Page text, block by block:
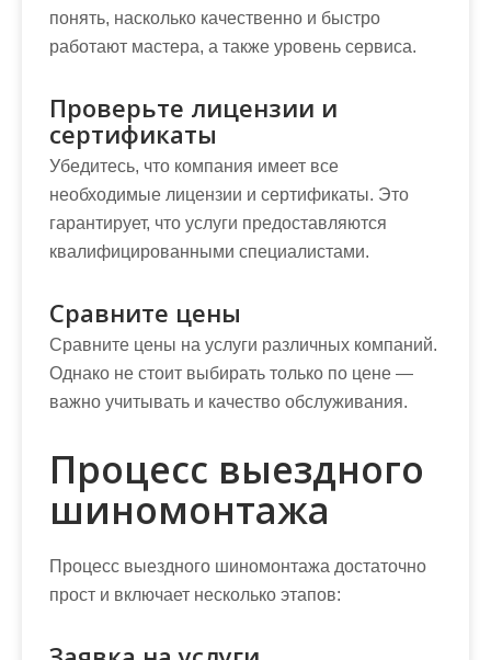
понять, насколько качественно и быстро
работают мастера, а также уровень сервиса.
Проверьте лицензии и
сертификаты
Убедитесь, что компания имеет все
необходимые лицензии и сертификаты. Это
гарантирует, что услуги предоставляются
квалифицированными специалистами.
Сравните цены
Сравните цены на услуги различных компаний.
Однако не стоит выбирать только по цене —
важно учитывать и качество обслуживания.
Процесс выездного
шиномонтажа
Процесс выездного шиномонтажа достаточно
прост и включает несколько этапов: